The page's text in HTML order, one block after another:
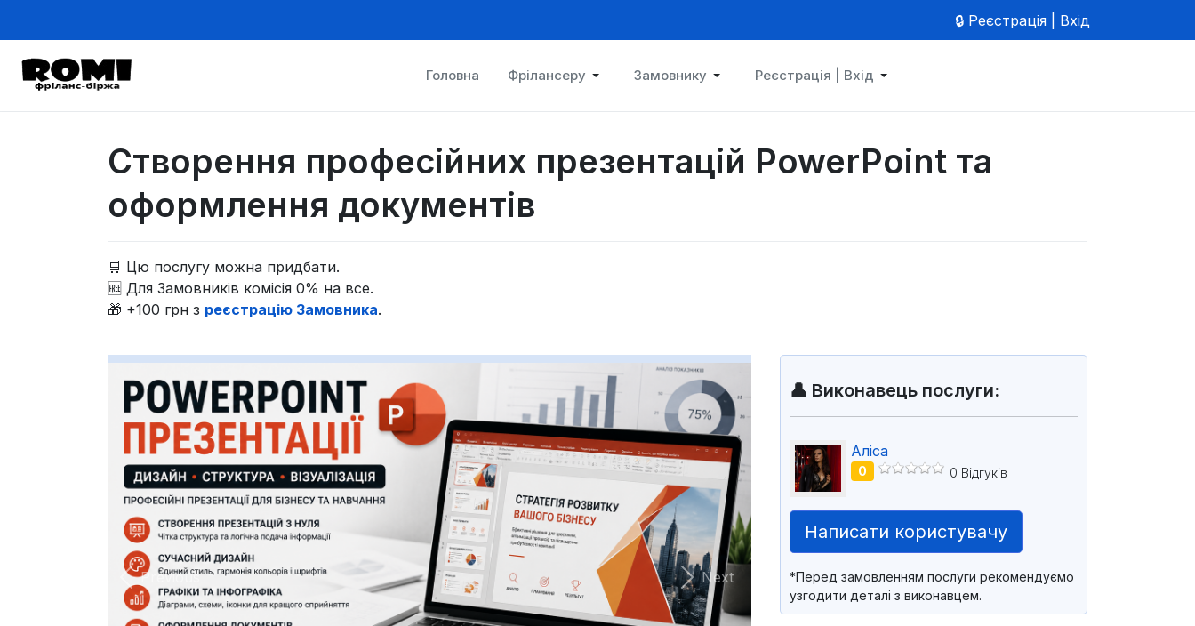
🔒 Реєстрація | Вхід
Головна Фрілансеру Замовнику Реєстрація | Вхід
Створення професійних презентацій PowerPoint та
оформлення документів
🛒 Цю послугу можна придбати.
🆓 Для Замовників комісія 0% на все.
🎁 +100 грн з реєстрацію Замовника.
Previous Next
👤 Виконавець послуги:
Аліса
0 0 Відгуків
Написати користувачу
*Перед замовленням послуги рекомендуємо
узгодити деталі з виконавцем.